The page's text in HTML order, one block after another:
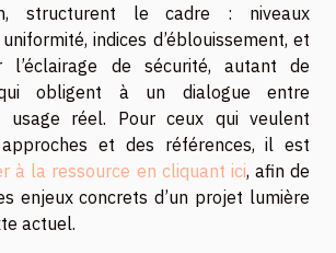
structurent le cadre : niveaux
indices d’éblouissement, et
l’éclairage de sécurité, autant de
obligent à un dialogue entre
usage réel. Pour ceux qui veulent
et des références, il est
à la ressource en cliquant ici, afin de
enjeux concrets d’un projet lumière
actuel.